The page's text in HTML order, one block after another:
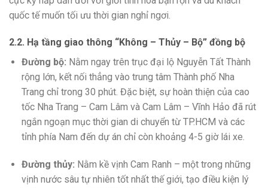
quốc tế muốn tối ưu thời gian nghỉ ngơi.
2.2. Hạ tầng giao thông “Không – Thủy – Bộ” đồng bộ
Đường bộ: Nằm ngay trên trục đại lộ Nguyễn Tất Thành
rộng lớn, kết nối thẳng vào trung tâm Thành phố Nha
Trang chỉ trong 30 phút. Đặc biệt, sự hoàn thiện của cao
tốc Nha Trang – Cam Lâm và Cam Lâm – Vĩnh Hảo đã rút
ngắn ngoạn mục thời gian di chuyển từ TP.HCM và các
tỉnh phía Nam đến dự án chỉ còn khoảng 4-5 giờ lái xe.
Đường thủy: Nằm kề vịnh Cam Ranh – một trong những
vịnh nước sâu tự nhiên tốt nhất thế giới, tạo điều kiện lý